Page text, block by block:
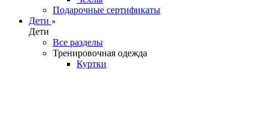
Подарочные сертификаты
Дети
Дети
Все разделы
Тренировочная одежда
Куртки